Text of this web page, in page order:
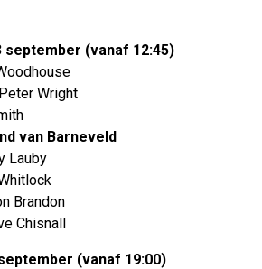
september (vanaf 12:45)
Wright
van Barneveld
Lauby
Brandon
Chisnall
(vanaf 19:00)